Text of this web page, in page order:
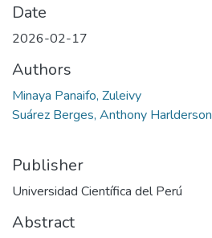
Date
2026-02-17
Authors
Minaya Panaifo, Zuleivy
Suárez Berges, Anthony Harlderson
Publisher
Universidad Científica del Perú
Abstract